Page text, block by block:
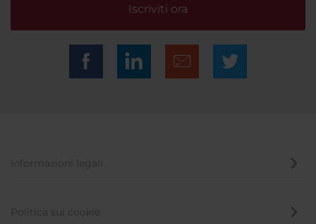
Iscriviti ora
Informazioni legali
Politica sui cookie